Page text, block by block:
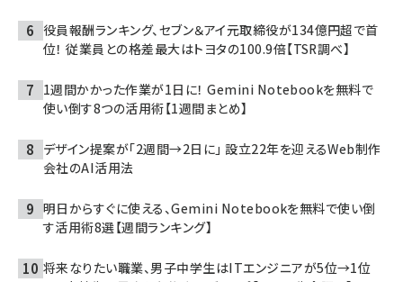
役員報酬ランキング、セブン＆アイ元取締役が134億円超で首
位！ 従業員との格差最大はトヨタの100.9倍【TSR調べ】
1週間かかった作業が1日に！ Gemini Notebookを無料で
使い倒す8つの活用術【1週間まとめ】
デザイン提案が「2週間→2日に」 設立22年を迎えるWeb制作
会社のAI活用法
明日からすぐに使える、Gemini Notebookを無料で使い倒
す活用術8選【週間ランキング】
将来なりたい職業、男子中学生はITエンジニアが5位→1位